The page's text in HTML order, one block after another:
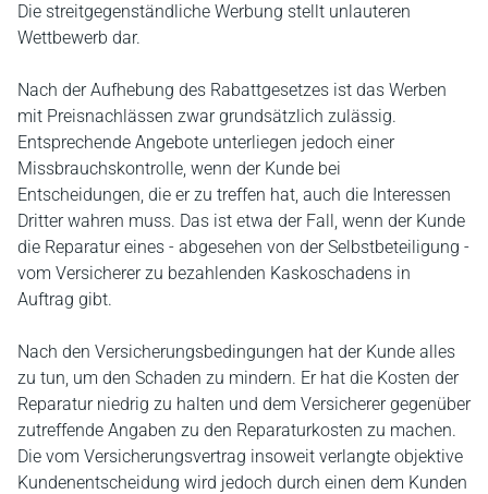
Die streitgegenständliche Werbung stellt unlauteren
Wettbewerb dar.
Nach der Aufhebung des Rabattgesetzes ist das Werben
mit Preisnachlässen zwar grundsätzlich zulässig.
Entsprechende Angebote unterliegen jedoch einer
Missbrauchskontrolle, wenn der Kunde bei
Entscheidungen, die er zu treffen hat, auch die Interessen
Dritter wahren muss. Das ist etwa der Fall, wenn der Kunde
die Reparatur eines - abgesehen von der Selbstbeteiligung -
vom Versicherer zu bezahlenden Kaskoschadens in
Auftrag gibt.
Nach den Versicherungsbedingungen hat der Kunde alles
zu tun, um den Schaden zu mindern. Er hat die Kosten der
Reparatur niedrig zu halten und dem Versicherer gegenüber
zutreffende Angaben zu den Reparaturkosten zu machen.
Die vom Versicherungsvertrag insoweit verlangte objektive
Kundenentscheidung wird jedoch durch einen dem Kunden